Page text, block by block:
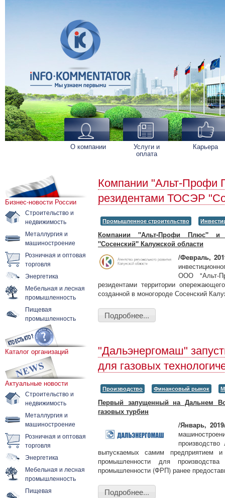
О компании Услуги и
оплата
Карьера
Бизнес-новости России
Строительство и
недвижимость
Металлургия и
машиностроение
Розничная и оптовая
торговля
Энергетика
Мебельная и лесная
промышленность
Пищевая
промышленность
Каталог организаций
Актуальные новости
Строительство и
недвижимость
Металлургия и
машиностроение
Розничная и оптовая
торговля
Энергетика
Мебельная и лесная
промышленность
Пищевая
Компании "Альт-Профи
резидентами ТОСЭР
Промышленное строительство
Компании "Альт-Профи Плюс" и
"Сосенский" Калужской области
/Февраль,
ООО "Альт-
резидентами территории
созданной в моногороде Сосенский
Подробнее...
"Дальэнергомаш"
для газовых
Производство Финансовый рынок
Первый запущенный на Дальнем
газовых турбин
/Январь,
выпускаемых самим предприятием
промышленности для
промышленности (ФРП) ранее
Подробнее...